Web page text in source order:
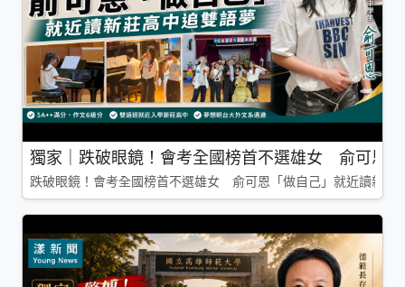
獨家｜跌破眼鏡！會考全國榜首不選雄女 俞可恩
跌破眼鏡！會考全國榜首不選雄女 俞可恩「做自己」就近讀新莊